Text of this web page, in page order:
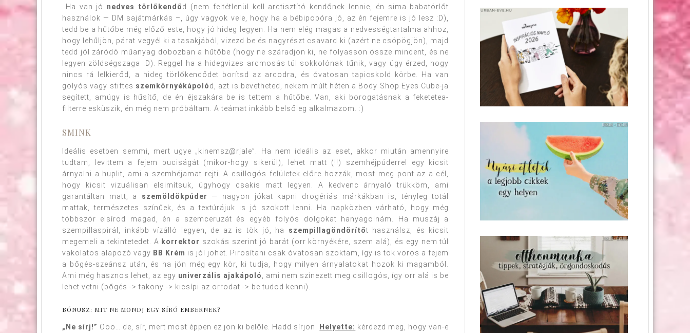
Ha van jó nedves törlőkendőd (nem feltétlenül kell arctisztító kendőnek lennie, én sima babatörlőt
használok — DM sajátmárkás –, úgy vagyok vele, hogy ha a bébipopóra jó, az én fejemre is jó lesz :D),
tedd be a hűtőbe még előző este, hogy jó hideg legyen. Ha nem elég magas a nedvességtartalma ahhoz,
hogy lehűljön, párat vegyél ki a tasakjából, vizezd be és nagyrészt csavard ki (azért ne csöpögjön), majd
tedd jól záródó műanyag dobozban a hűtőbe (hogy ne száradjon ki, ne folyasson össze mindent, és ne
legyen zöldségszaga :D). Reggel ha a hidegvizes arcmosás túl sokkolónak tűnik, vagy úgy érzed, hogy
nincs rá lelkierőd, a hideg törlőkendődet borítsd az arcodra, és óvatosan tapicskold körbe. Ha van
golyós vagy stiftes szemkörnyékápolód, azt is bevetheted, nekem múlt héten a Body Shop Eyes Cube-ja
segített, amúgy is hűsítő, de én éjszakára be is tettem a hűtőbe. Van, aki borogatásnak a feketetea-
filterre esküszik, én még nem próbáltam. A teámat inkább belsőleg alkalmazom. :)
SMINK
Ideális esetben semmi, mert ugye „kinemsz@rjale”. Ha nem ideális az eset, akkor miután amennyire
tudtam, levittem a fejem buciságát (mikor-hogy sikerül), lehet matt (!!) szemhéjpúderrel egy kicsit
árnyalni a huplit, ami a szemhéjamat rejti. A csillogós felületek előre hozzák, most meg pont az a cél,
hogy kicsit vizuálisan elsimítsuk, úgyhogy csakis matt legyen. A kedvenc árnyaló trükköm, ami
garantáltan matt, a szemöldökpúder
— nagyon jókat kapni drogériás márkákban is, tényleg totál
mattak, természetes színűek, és a textúrájuk is jó szokott lenni. Ha napközben várható, hogy még
többször elsírod magad, én a szemceruzát és egyéb folyós dolgokat hanyagolnám. Ha muszáj a
szempillaspirál, inkább vízálló legyen, de az is tök jó, ha szempillagöndörítőt használsz, és kicsit
megemeli a tekintetedet. A korrektor szokás szerint jó barát (orr környékére, szem alá), és egy nem túl
vakolatos alapozó vagy BB Krém is jól jöhet. Pirosítani csak óvatosan szoktam, így is tök vörös a fejem
a bőgés-szeánsz után, és ha jön még egy kör, ki tudja, hogy milyen árnyalatokat hozok ki magamból.
Ami még hasznos lehet, az egy univerzális ajakápoló
, ami nem színezett meg csillogós, így orr alá is be
lehet vetni (bőgés -> takony -> kicsípi az orrodat -> be tudod kenni).
BÓNUSZ: MIT NE MONDJ EGY SÍRÓ EMBERNEK?
„Ne sírj!” Ööö… de, sír, mert most éppen ez jön ki belőle. Hadd sírjon. Helyette: kérdezd meg, hogy van-e